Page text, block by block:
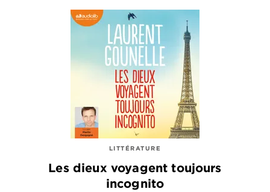
LITTÉRATURE
Les dieux voyagent toujours
incognito